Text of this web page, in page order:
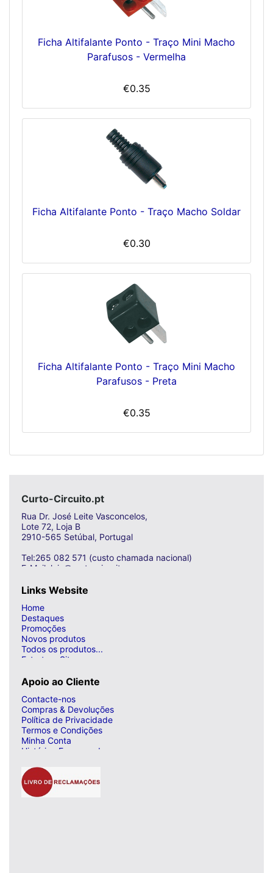
Ficha Altifalante Ponto - Traço Mini Macho
Parafusos - Vermelha
€0.35
Ficha Altifalante Ponto - Traço Macho Soldar
€0.30
Ficha Altifalante Ponto - Traço Mini Macho
Parafusos - Preta
€0.35
Curto-Circuito.pt
Rua Dr. José Leite Vasconcelos,
Lote 72, Loja B
2910-565 Setúbal, Portugal
Tel:265 082 571 (custo chamada nacional)
E-Mail: loja@curto-circuito.com
Links Website
Home
Destaques
Promoções
Novos produtos
Todos os produtos...
Estrutura Site
Apoio ao Cliente
Contacte-nos
Compras & Devoluções
Política de Privacidade
Termos e Condições
Minha Conta
Histórico Encomendas